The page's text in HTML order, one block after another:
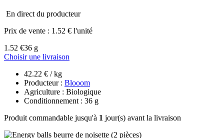
En direct du producteur
Prix de vente : 1.52 € l'unité
1.52 €36 g
Choisir une livraison
42.22 € / kg
Producteur : Blooom
Agriculture : Biologique
Conditionnement : 36 g
Produit commandable jusqu'à 1 jour(s) avant la livraison